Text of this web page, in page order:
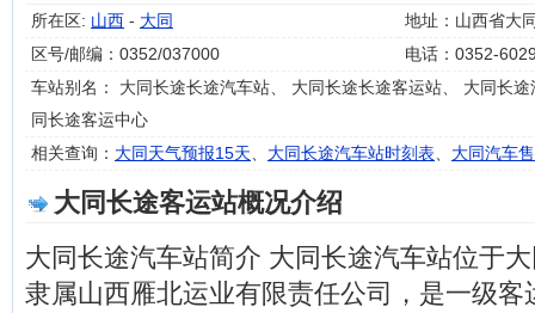
所在区: 山西 - 大同
地址：山西省大
区号/邮编：0352/037000
电话：0352-
车站别名： 大同长途长途汽车站、 大同长途长途客运站、 大同长
同长途客运中心
相关查询： 大同天气预报15天 大同长途汽车站时刻表 大同汽车
大同长途客运站概况介绍
大同长途汽车站简介 大同长途汽车站位于
隶属山西雁北运业有限责任公司，是一级客